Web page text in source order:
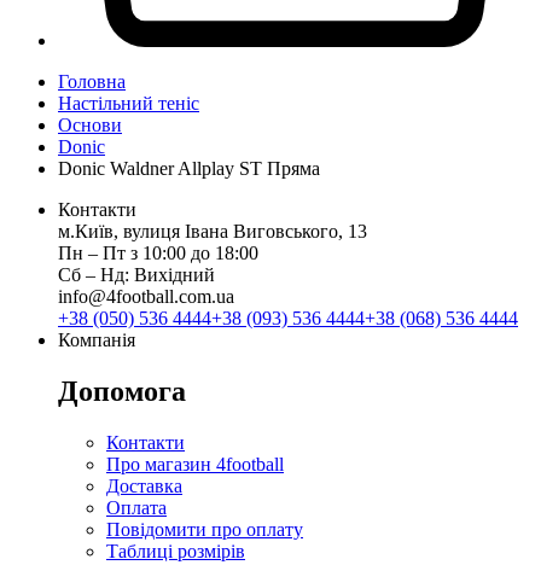
Головна
Настільний теніс
Основи
Donic
Donic Waldner Allplay ST Пряма
Контакти
м.Київ, вулиця Івана Виговського, 13
Пн ‒ Пт з 10:00 до 18:00
Сб ‒ Нд: Вихідний
info@4football.com.ua
+38 (050) 536 4444+38 (093) 536 4444+38 (068) 536 4444
Компанія
Допомога
Контакти
Про магазин 4football
Доставка
Оплата
Повідомити про оплату
Таблиці розмірів